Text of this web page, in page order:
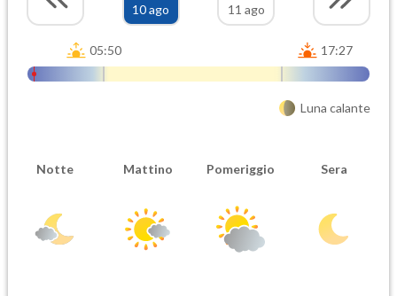
10 ago
11 ago
05:50 17:27
Luna calante
Notte Mattino Pomeriggio Sera